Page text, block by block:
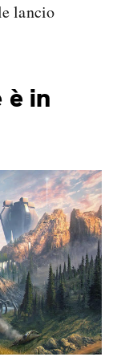
lancio
è in